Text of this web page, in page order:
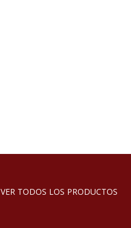
VER TODOS LOS PRODUCTOS